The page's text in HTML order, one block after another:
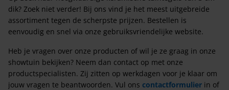
dik? Zoek niet verder! Bij ons vind je het meest uitgebreide
assortiment tegen de scherpste prijzen. Bestellen is
eenvoudig en snel via onze gebruiksvriendelijke website.
Heb je vragen over onze producten of wil je ze graag in onze
showtuin bekijken? Neem dan contact op met onze
productspecialisten. Zij zitten op werkdagen voor je klaar om
jouw vragen te beantwoorden. Vul ons contactformulier in of